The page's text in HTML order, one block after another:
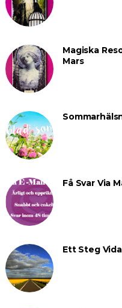
Magiska
Mars
Få Svar Via
Ett Steg